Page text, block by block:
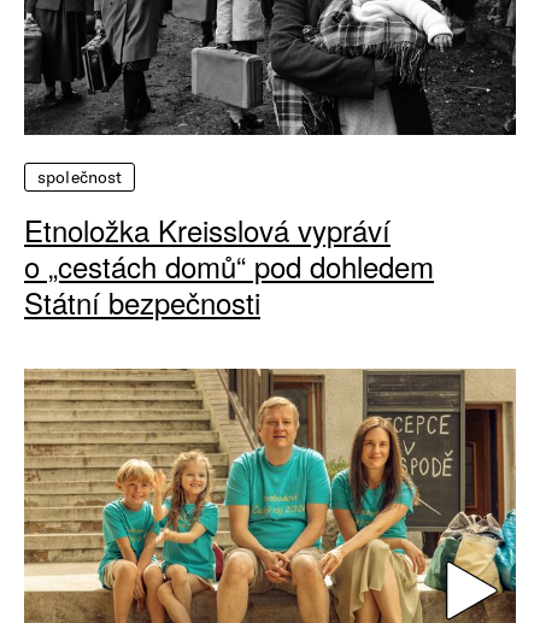
společnost
Etnoložka Kreisslová vypráví
o „cestách domů“ pod dohledem
Státní bezpečnosti